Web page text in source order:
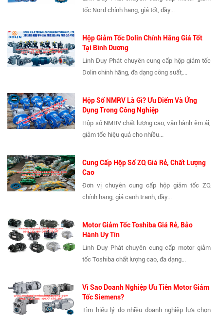
tốc Nord chính hãng, giá tốt, đầy...
Hộp Giảm Tốc Dolin Chính Hãng Giá Tốt
Tại Bình Dương
Linh Duy Phát chuyên cung cấp hộp giảm tốc
Dolin chính hãng, đa dạng công suất,...
Hộp Số NMRV Là Gì? Ưu Điểm Và Ứng
Dụng Trong Công Nghiệp
Hộp số NMRV chất lượng cao, vận hành êm ái,
giảm tốc hiệu quả cho nhiều...
Cung Cấp Hộp Số ZQ Giá Rẻ, Chất Lượng
Cao
Đơn vị chuyên cung cấp hộp giảm tốc ZQ
chính hãng, giá cạnh tranh, đầy...
Motor Giảm Tốc Toshiba Giá Rẻ, Bảo
Hành Uy Tín
Linh Duy Phát chuyên cung cấp motor giảm
tốc Toshiba chất lượng cao, đa dạng...
Vì Sao Doanh Nghiệp Ưu Tiên Motor Giảm
Tốc Siemens?
Tìm hiểu lý do nhiều doanh nghiệp lựa chọn